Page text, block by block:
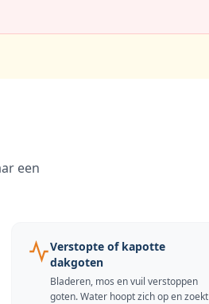
een
Verstopte of kapotte
dakgoten
Bladeren, mos en vuil verstoppen
goten. Water hoopt zich op en zoekt